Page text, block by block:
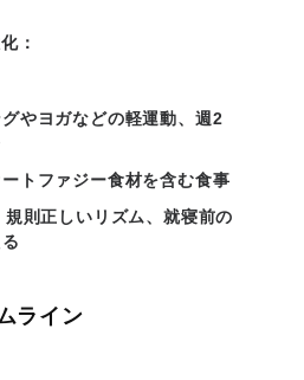
：
やヨガなどの軽運動、週2
トファジー食材を含む食事
則正しいリズム、就寝前の
ライン